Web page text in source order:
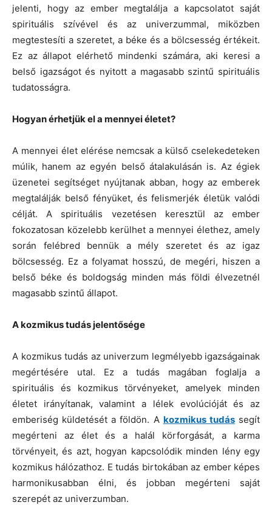
jelenti, hogy az ember megtalálja a kapcsolatot saját
spirituális szívével és az univerzummal, miközben
megtestesíti a szeretet, a béke és a bölcsesség értékeit.
Ez az állapot elérhető mindenki számára, aki keresi a
belső igazságot és nyitott a magasabb szintű spirituális
tudatosságra.
Hogyan érhetjük el a mennyei életet?
A mennyei élet elérése nemcsak a külső cselekedeteken
múlik, hanem az egyén belső átalakulásán is. Az égiek
üzenetei segítséget nyújtanak abban, hogy az emberek
megtalálják belső fényüket, és felismerjék életük valódi
célját. A spirituális vezetésen keresztül az ember
fokozatosan közelebb kerülhet a mennyei élethez, amely
során felébred bennük a mély szeretet és az igaz
bölcsesség. Ez a folyamat hosszú, de megéri, hiszen a
belső béke és boldogság minden más földi élvezetnél
magasabb szintű állapot.
A kozmikus tudás jelentősége
A kozmikus tudás az univerzum legmélyebb igazságainak
megértésére utal. Ez a tudás magában foglalja a
spirituális és kozmikus törvényeket, amelyek minden
életet irányítanak, valamint a lélek evolúcióját és az
emberiség küldetését a földön. A kozmikus tudássegít
megérteni az élet és a halál körforgását, a karma
törvényeit, és azt, hogyan kapcsolódik minden lény egy
kozmikus hálózathoz. E tudás birtokában az ember képes
harmonikusabban élni, és jobban megérteni saját
szerepét az univerzumban.